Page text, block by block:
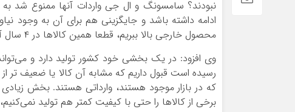
ادامه داشته باشد و جایگزینی هم برای آن به وجود
محصول خارجی بالا ببریم، قطعا همین کالاها در ۴ سال آینده به صورت قاچاق وارد خواهد شد.
وی افزود: در یک بخشی خود کشور تولید دارد و
که در بازار موجود هستند، وارداتی هستند. بخش زیادی
برخی از کالاها را حتی با کیفیت کمتر هم تولید